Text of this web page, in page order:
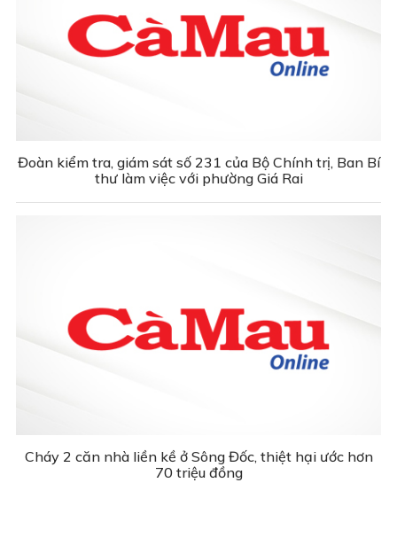
Đoàn kiểm tra, giám sát số 231 của Bộ Chính trị, Ban Bí
thư làm việc với phường Giá Rai
Cháy 2 căn nhà liền kề ở Sông Đốc, thiệt hại ước hơn
70 triệu đồng